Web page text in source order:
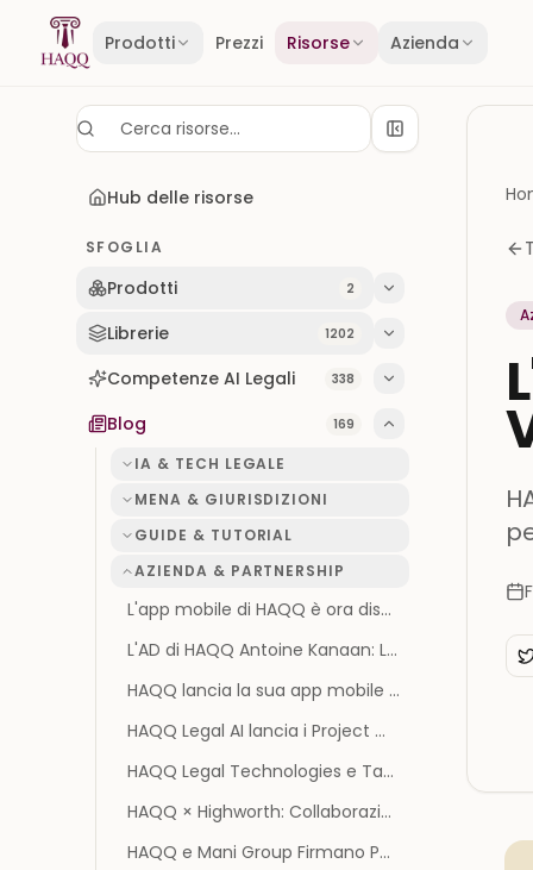
Skip to content
Prodotti Prezzi Risorse Azienda
Hub delle risorse
SFOGLIA
Prodotti 2
Librerie 1202
Competenze AI Legali 338
Blog 169
IA & TECH LEGALE
MENA & GIURISDIZIONI
GUIDE & TUTORIAL
AZIENDA & PARTNERSHIP
L'app mobile di HAQQ è ora disponibile in tutto il mondo su iOS e Android
L'AD di HAQQ Antoine Kanaan: Legal AI e Accesso alla Giustizia per 5 Miliardi di Persone
HAQQ lancia la sua app mobile e porta la Legal AI nelle situazioni legali di tutti i giorni
HAQQ Legal AI lancia i Project Workspaces: una sola casa per ogni pratica legale
HAQQ Legal Technologies e Tawqi3i annunciano una partnership strategica per integrare l'IA legale e le firme digitali
HAQQ × Highworth: Collaborazione per Supportare l'Espansione Internazionale in Europa
HAQQ e Mani Group Firmano Partnership Strategica per Avanzare Servizi Legali e Commerciali